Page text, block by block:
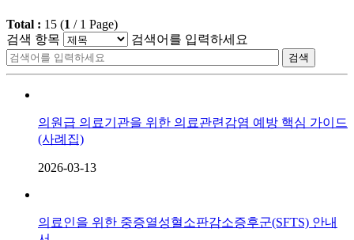
Total : 15 (1 / 1 Page)
검색 항목
검색어를 입력하세요
검색
의원급 의료기관을 위한 의료관련감염 예방 핵심 가이드
(사례집)
2026-03-13
의료인을 위한 중증열성혈소판감소증후군(SFTS) 안내